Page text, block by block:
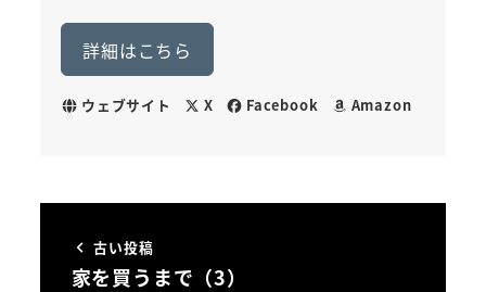
詳細はこちら
ウェブサイト X Facebook Amazon
古い投稿
家を買うまで（3）